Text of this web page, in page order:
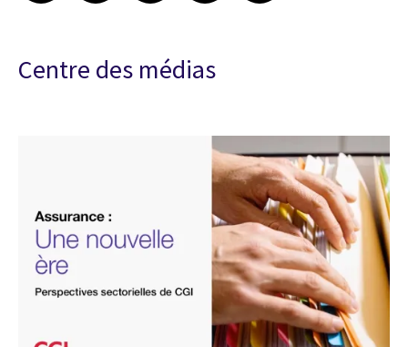
Centre des médias